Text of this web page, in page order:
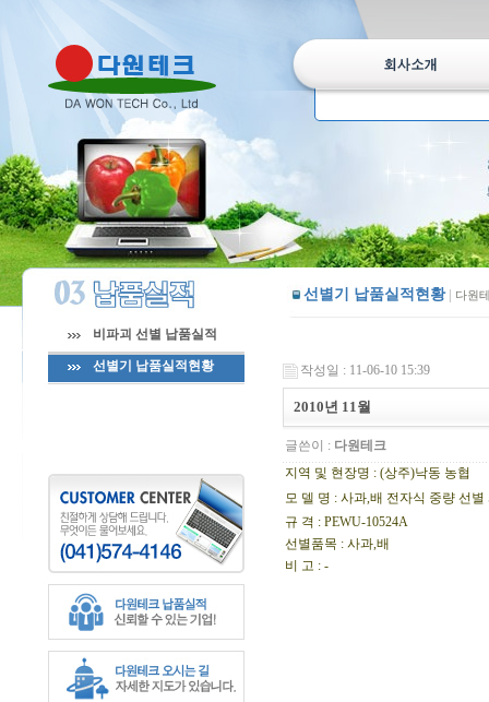
비파괴 선별 납품실적
선별기 납품실적현황
선별기 납품실적현황 다원
작성일 : 11-06-10 15:39
2010년 11월
글쓴이 : 다원테크
지역 및 현장명 : (상주)낙동 농협
모 델 명 : 사과,배 전자식 중량 선별
규 격 : PEWU-10524A
선별품목 : 사과,배
비 고 : -